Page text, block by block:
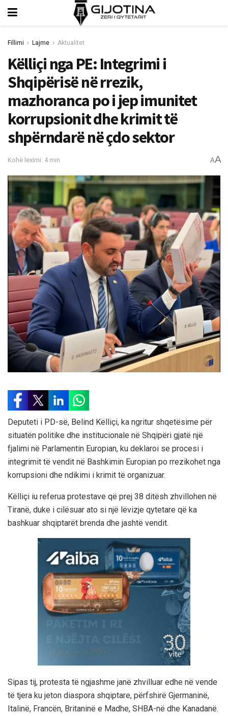
Fillimi Lajme Aktualitet
Këlliçi nga PE: Integrimi i
Shqipërisë në rrezik,
mazhoranca po i jep imunitet
korrupsionit dhe krimit të
shpërndarë në çdo sektor
Kohë leximi: 4 min AA
Deputeti i PD-së, Belind Këlliçi, ka ngritur shqetësime për
situatën politike dhe institucionale në Shqipëri gjatë një
fjalimi në Parlamentin Europian, ku deklaroi se procesi i
integrimit të vendit në Bashkimin Europian po rrezikohet nga
korrupsioni dhe ndikimi i krimit të organizuar.
Këlliçi iu referua protestave që prej 38 ditësh zhvillohen në
Tiranë, duke i cilësuar ato si një lëvizje qytetare që ka
bashkuar shqiptarët brenda dhe jashtë vendit.
Sipas tij, protesta të ngjashme janë zhvilluar edhe në vende
të tjera ku jeton diaspora shqiptare, përfshirë Gjermaninë,
Italinë, Francën, Britaninë e Madhe, SHBA-në dhe Kanadanë.